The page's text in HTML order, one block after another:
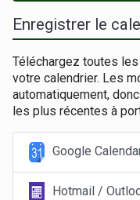
Enregistrer le
Téléchargez toutes les
votre calendrier. Les
automatiquement,
les plus récentes à
Google
Hotmail /